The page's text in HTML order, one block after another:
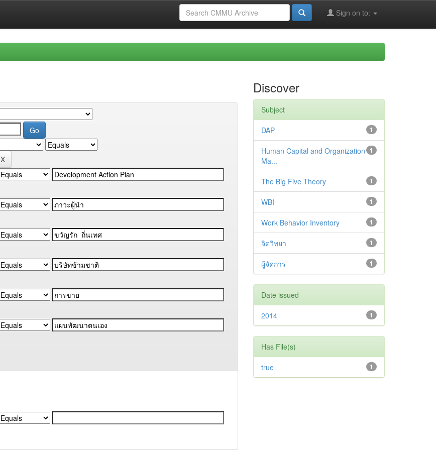
Sign on to:
Discover
Subject
1
DAP
1
Human Capital and Organization
Ma...
1
The Big Five Theory
1
WBI
1
Work Behavior Inventory
1
จิตวิทยา
1
ผู้จัดการ
Date issued
1
2014
Has File(s)
1
true